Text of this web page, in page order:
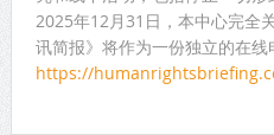
2025年12月31日，本中心完全
讯简报》将作为一份独立的在线
https://